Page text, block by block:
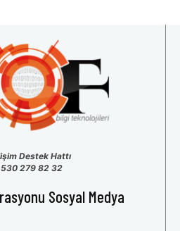
Destek Hattı
279 82 32
Sosyal Medya